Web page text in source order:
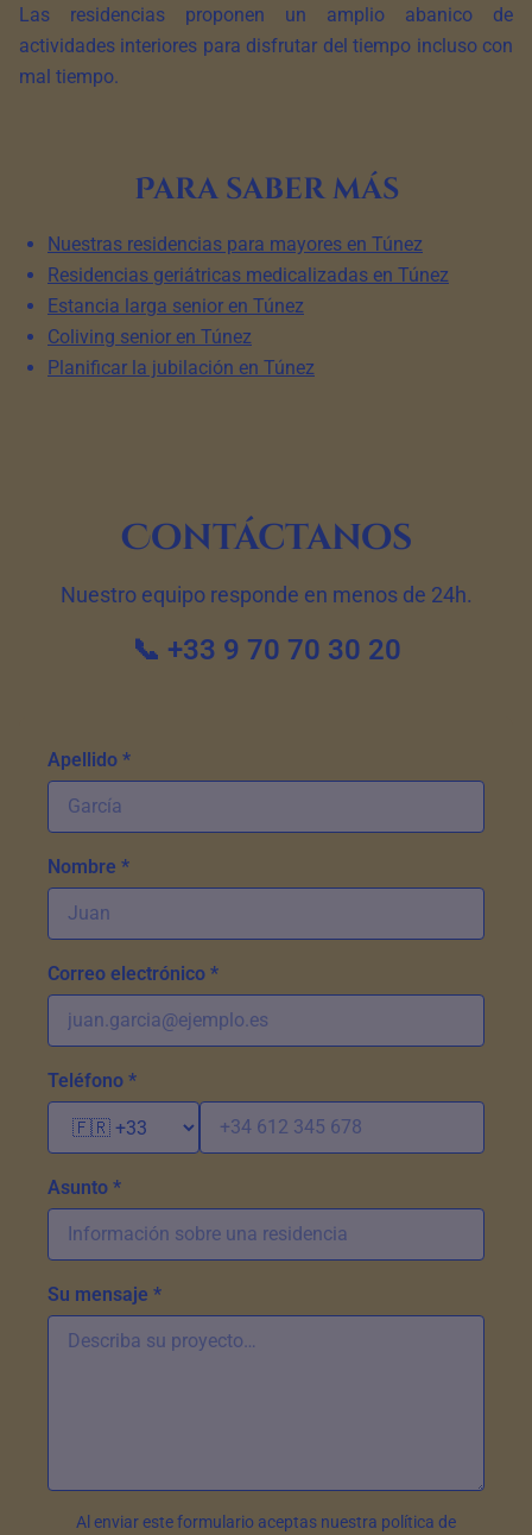
Las residencias proponen un amplio abanico de
actividades interiores para disfrutar del tiempo incluso con
mal tiempo.
Para saber más
Nuestras residencias para mayores en Túnez
Residencias geriátricas medicalizadas en Túnez
Estancia larga senior en Túnez
Coliving senior en Túnez
Planificar la jubilación en Túnez
Contáctanos
Nuestro equipo responde en menos de 24h.
📞 +33 9 70 70 30 20
Apellido *
Nombre *
Correo electrónico *
Teléfono *
Asunto *
Su mensaje *
Al enviar este formulario aceptas nuestra política de